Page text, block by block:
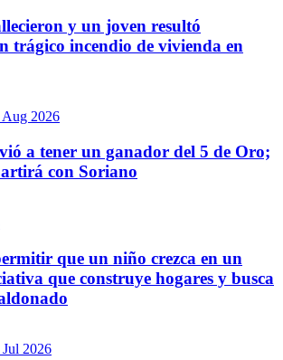
y un joven resultó
trágico incendio de vivienda en
Aug 2026
a tener un ganador del 5 de Oro;
con Soriano
que un niño crezca en un
que construye hogares y busca
2026